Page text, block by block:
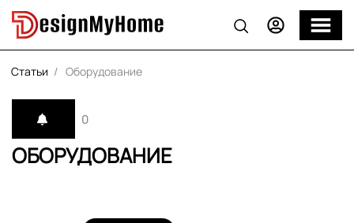
Статьи Оборудование
ОБОРУДОВАНИЕ
0